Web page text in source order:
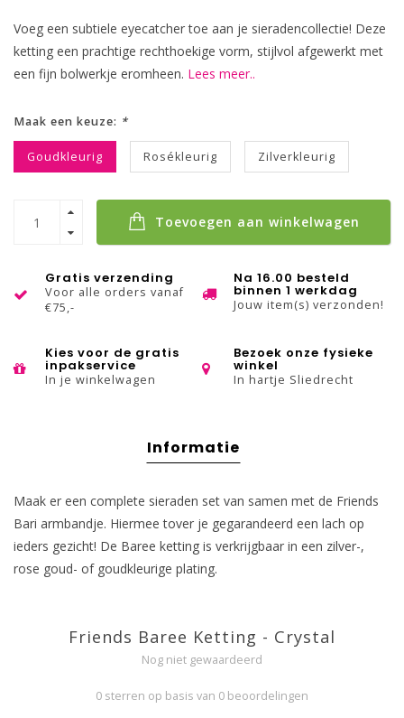
Voeg een subtiele eyecatcher toe aan je sieradencollectie! Deze
ketting een prachtige rechthoekige vorm, stijlvol afgewerkt met
een fijn bolwerkje eromheen. Lees meer..
Maak een keuze: *
Goudkleurig Rosékleurig Zilverkleurig
Toevoegen aan winkelwagen
Gratis verzending
Voor alle orders vanaf
€75,-
Na 16.00 besteld
binnen 1 werkdag
Jouw item(s) verzonden!
Kies voor de gratis
inpakservice
In je winkelwagen
Bezoek onze fysieke
winkel
In hartje Sliedrecht
Informatie
Maak er een complete sieraden set van samen met de Friends
Bari armbandje. Hiermee tover je gegarandeerd een lach op
ieders gezicht! De Baree ketting is verkrijgbaar in een zilver-,
rose goud- of goudkleurige plating.
Friends Baree Ketting - Crystal
Nog niet gewaardeerd
0 sterren op basis van 0 beoordelingen